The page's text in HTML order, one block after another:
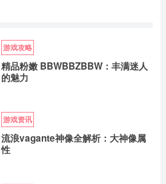
游戏攻略
精品粉嫩 BBWBBZBBW：丰满迷人
的魅力
游戏资讯
流浪vagante神像全解析：大神像属
性